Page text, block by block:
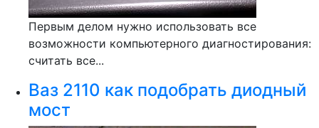
Первым делом нужно использовать все
возможности компьютерного диагностирования:
считать все...
Ваз 2110 как подобрать диодный
мост